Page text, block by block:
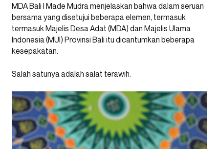
MDA Bali I Made Mudra menjelaskan bahwa dalam seruan
bersama yang disetujui beberapa elemen, termasuk
termasuk Majelis Desa Adat (MDA) dan Majelis Ulama
Indonesia (MUI) Provinsi Bali itu dicantumkan beberapa
kesepakatan.
Salah satunya adalah salat terawih.